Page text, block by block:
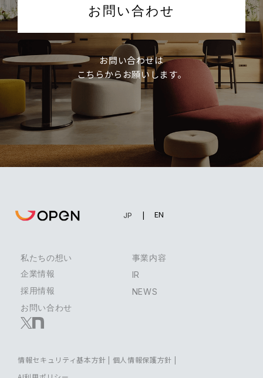
お問い合わせ
お問い合わせは
こちらからお願いします。
EN
JP
私たちの想い
事業内容
企業情報
IR
採用情報
NEWS
お問い合わせ
情報セキュリティ基本方針 | 個人情報保護方針 |